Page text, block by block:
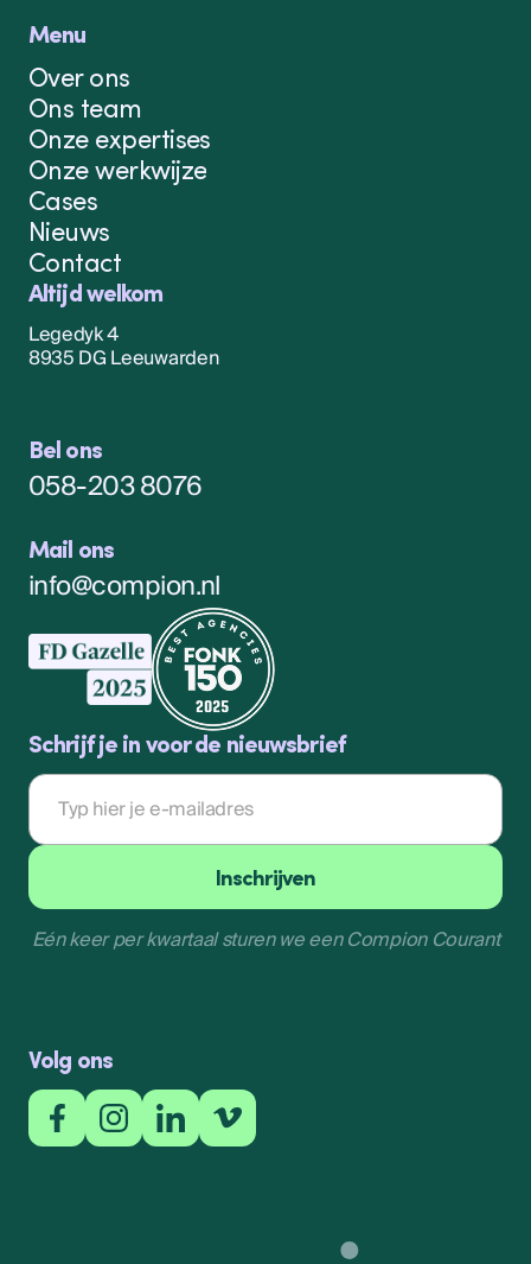
Menu
Over ons
Ons team
Onze expertises
Onze werkwijze
Cases
Nieuws
Contact
Altijd welkom
Legedyk 4
8935 DG Leeuwarden
Bel ons
058-203 8076
Mail ons
info@compion.nl
Schrijf je in voor de nieuwsbrief
E-
mailadres
Inschrijven
Inschrijven
Eén keer per kwartaal sturen we een Compion Courant
Volg ons